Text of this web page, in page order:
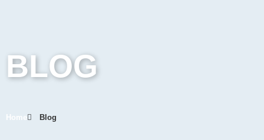
BLOG
Home Blog